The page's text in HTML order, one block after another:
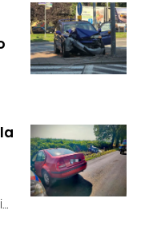
artykułu: